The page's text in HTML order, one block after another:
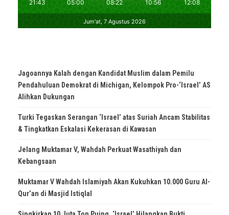
Jagoannya Kalah dengan Kandidat Muslim dalam Pemilu
Pendahuluan Demokrat di Michigan, Kelompok Pro-‘Israel’ AS
Alihkan Dukungan
Turki Tegaskan Serangan ‘Israel’ atas Suriah Ancam Stabilitas
& Tingkatkan Eskalasi Kekerasan di Kawasan
Jelang Muktamar V, Wahdah Perkuat Wasathiyah dan
Kebangsaan
Muktamar V Wahdah Islamiyah Akan Kukuhkan 10.000 Guru Al-
Qur’an di Masjid Istiqlal